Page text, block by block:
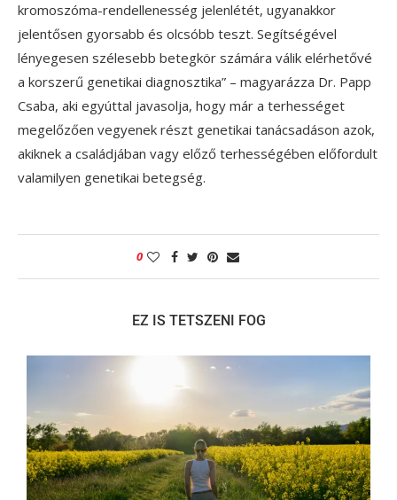
kromoszóma-rendellenesség jelenlétét, ugyanakkor
jelentősen gyorsabb és olcsóbb teszt. Segítségével
lényegesen szélesebb betegkör számára válik elérhetővé
a korszerű genetikai diagnosztika” – magyarázza Dr. Papp
Csaba, aki egyúttal javasolja, hogy már a terhességet
megelőzően vegyenek részt genetikai tanácsadáson azok,
akiknek a családjában vagy előző terhességében előfordult
valamilyen genetikai betegség.
0
EZ IS TETSZENI FOG